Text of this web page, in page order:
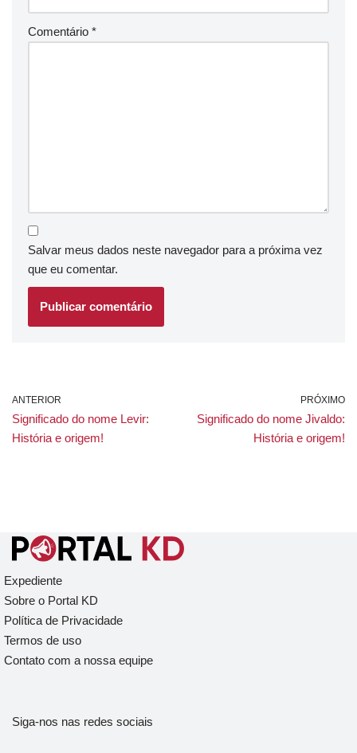
Comentário *
Salvar meus dados neste navegador para a próxima vez
que eu comentar.
ANTERIOR
Significado do nome Levir:
História e origem!
PRÓXIMO
Significado do nome Jivaldo:
História e origem!
Expediente
Sobre o Portal KD
Política de Privacidade
Termos de uso
Contato com a nossa equipe
Siga-nos nas redes sociais